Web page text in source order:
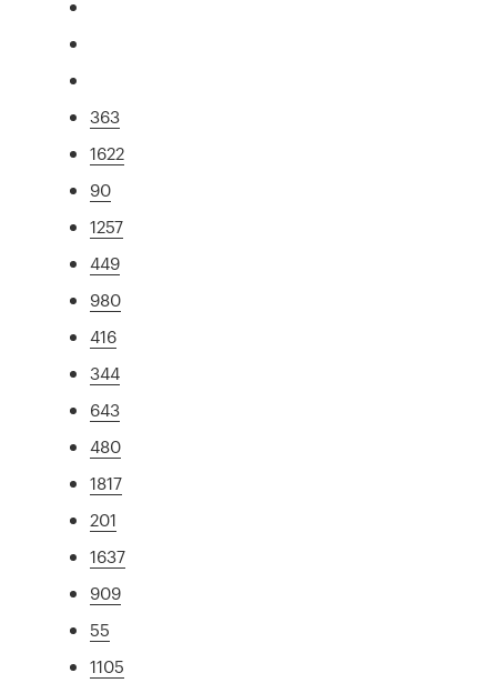
363
1622
90
1257
449
980
416
344
643
480
1817
201
1637
909
55
1105